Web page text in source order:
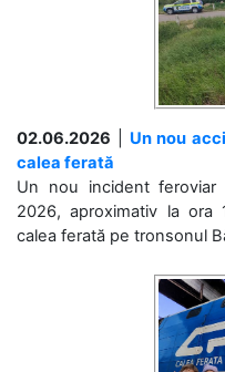
02.06.2026
Un nou
calea ferată
Un nou incident
2026, aproximativ la
calea ferată pe tronsonul